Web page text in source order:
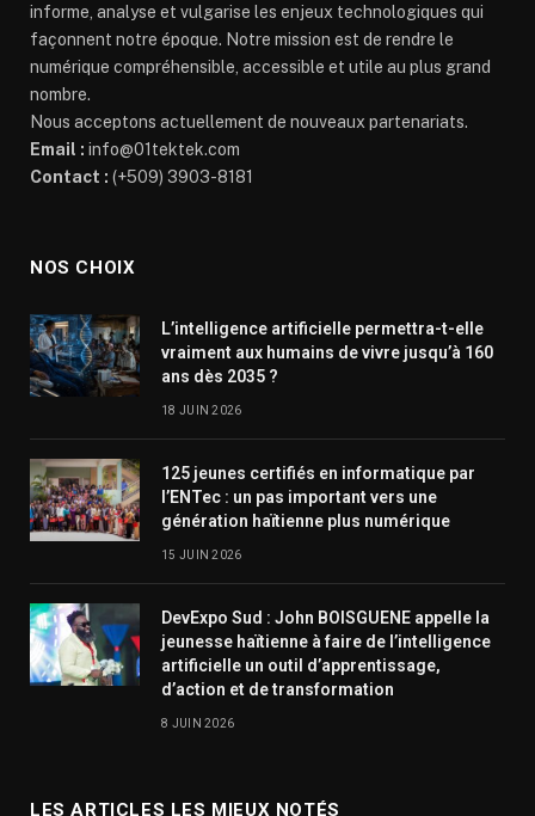
informe, analyse et vulgarise les enjeux technologiques qui
façonnent notre époque. Notre mission est de rendre le
numérique compréhensible, accessible et utile au plus grand
nombre.
Nous acceptons actuellement de nouveaux partenariats.
Email : info@01tektek.com
Contact : (+509) 3903-8181
NOS CHOIX
L’intelligence artificielle permettra-t-elle
vraiment aux humains de vivre jusqu’à 160
ans dès 2035 ?
18 JUIN 2026
125 jeunes certifiés en informatique par
l’ENTec : un pas important vers une
génération haïtienne plus numérique
15 JUIN 2026
DevExpo Sud : John BOISGUENE appelle la
jeunesse haïtienne à faire de l’intelligence
artificielle un outil d’apprentissage,
d’action et de transformation
8 JUIN 2026
LES ARTICLES LES MIEUX NOTÉS